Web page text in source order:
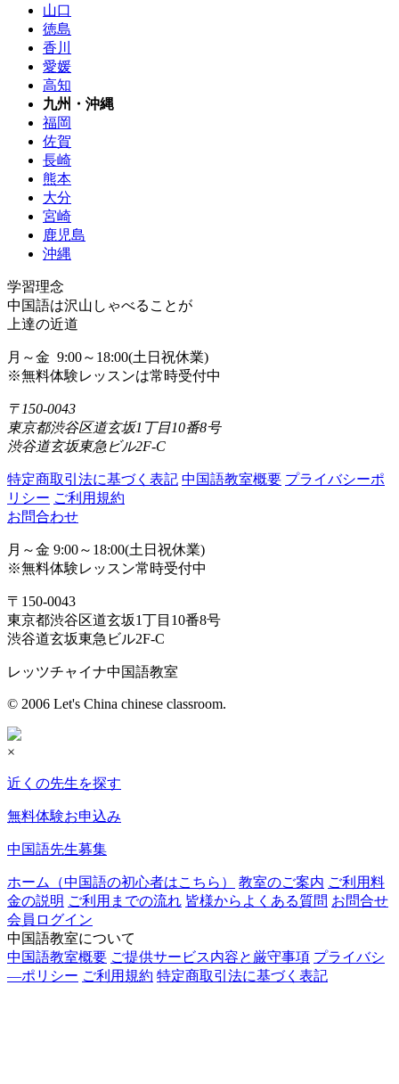
山口
徳島
香川
愛媛
高知
九州・沖縄
福岡
佐賀
長崎
熊本
大分
宮崎
鹿児島
沖縄
学習理念
中国語は沢山しゃべることが
上達の近道
月～金 9:00～18:00(土日祝休業)
※無料体験レッスンは常時受付中
〒150-0043
東京都渋谷区道玄坂1丁目10番8号
渋谷道玄坂東急ビル2F-C
特定商取引法に基づく表記 中国語教室概要 プライバシーポ
リシー ご利用規約
お問合わせ
月～金 9:00～18:00(土日祝休業)
※無料体験レッスン常時受付中
〒150-0043
東京都渋谷区道玄坂1丁目10番8号
渋谷道玄坂東急ビル2F-C
レッツチャイナ中国語教室
© 2006 Let's China chinese classroom.
×
近くの先生を探す
無料体験お申込み
中国語先生募集
ホーム（中国語の初心者はこちら） 教室のご案内 ご利用料
金の説明 ご利用までの流れ 皆様からよくある質問 お問合せ
会員ログイン
中国語教室について
中国語教室概要 ご提供サービス内容と厳守事項 プライバシ
―ポリシー ご利用規約 特定商取引法に基づく表記